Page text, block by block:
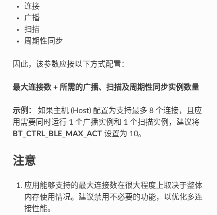
连接
广播
扫描
周期性同步
因此，该参数应按以下方式配置：
最大连接数 + 所需的广播、扫描及周期性同步实例数量
示例：
如果主机 (Host) 配置为支持最多 8 个连接，且应
用需要同时运行 1 个广播实例和 1 个扫描实例，建议将
BT_CTRL_BLE_MAX_ACT设置为 10。
注意
应用能够支持的最大连接数在很大程度上取决于整体
内存使用情况。建议禁用不必要的功能，以优化多连
接性能。